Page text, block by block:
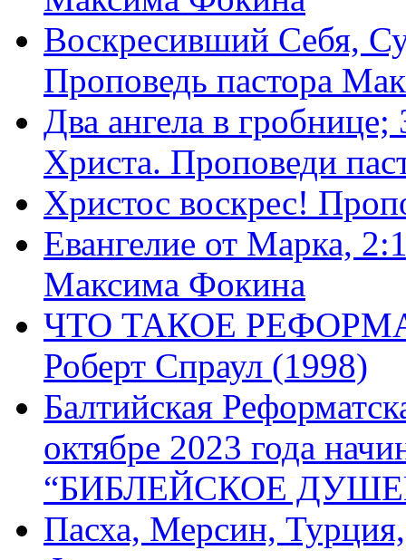
Воскресивший Себя,
Проповедь пастора
Два ангела в
Христа. Проповеди
Христос воскрес!
Евангелие от Марка,
Максима Фокина
ЧТО ТАКОЕ
Роберт Спраул (1998)
Балтийская
октябре 2023 года
“БИБЛЕЙСКОЕ
Пасха, Мерсин,